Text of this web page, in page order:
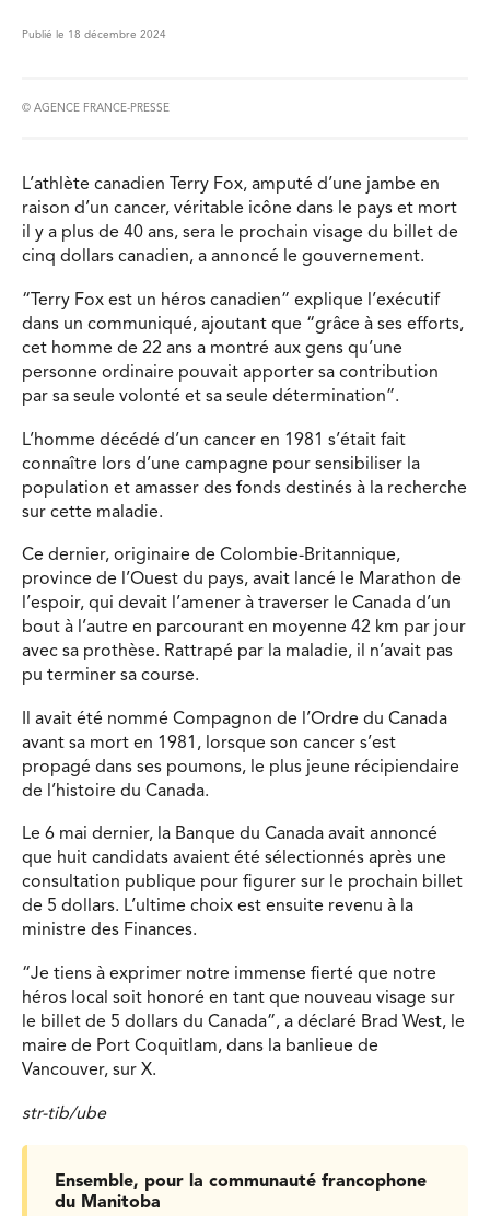
Publié le 18 décembre 2024
© AGENCE FRANCE-PRESSE
L’athlète canadien Terry Fox, amputé d’une jambe en
raison d’un cancer, véritable icône dans le pays et mort
il y a plus de 40 ans, sera le prochain visage du billet de
cinq dollars canadien, a annoncé le gouvernement.
“Terry Fox est un héros canadien” explique l’exécutif
dans un communiqué, ajoutant que “grâce à ses efforts,
cet homme de 22 ans a montré aux gens qu’une
personne ordinaire pouvait apporter sa contribution
par sa seule volonté et sa seule détermination”.
L’homme décédé d’un cancer en 1981 s’était fait
connaître lors d’une campagne pour sensibiliser la
population et amasser des fonds destinés à la recherche
sur cette maladie.
Ce dernier, originaire de Colombie-Britannique,
province de l’Ouest du pays, avait lancé le Marathon de
l’espoir, qui devait l’amener à traverser le Canada d’un
bout à l’autre en parcourant en moyenne 42 km par jour
avec sa prothèse. Rattrapé par la maladie, il n’avait pas
pu terminer sa course.
Il avait été nommé Compagnon de l’Ordre du Canada
avant sa mort en 1981, lorsque son cancer s’est
propagé dans ses poumons, le plus jeune récipiendaire
de l’histoire du Canada.
Le 6 mai dernier, la Banque du Canada avait annoncé
que huit candidats avaient été sélectionnés après une
consultation publique pour figurer sur le prochain billet
de 5 dollars. L’ultime choix est ensuite revenu à la
ministre des Finances.
“Je tiens à exprimer notre immense fierté que notre
héros local soit honoré en tant que nouveau visage sur
le billet de 5 dollars du Canada”, a déclaré Brad West, le
maire de Port Coquitlam, dans la banlieue de
Vancouver, sur X.
str-tib/ube
Ensemble, pour la communauté francophone
du Manitoba